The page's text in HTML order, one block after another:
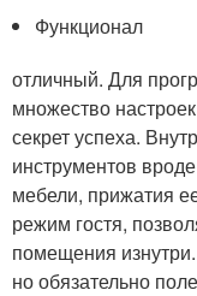
Функционал
отличный. Для
множество
секрет успеха.
инструментов
мебели, прижатия
режим гостя,
помещения
но обязательно